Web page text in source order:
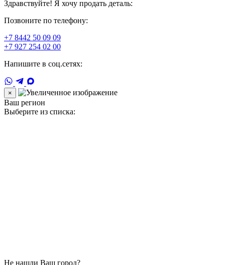
Здравствуйте! Я хочу продать деталь:
Позвоните по телефону:
+7 8442 50 09 09
+7 927 254 02 00
Напишите в соц.сетях:
×
Ваш регион
Выберите из списка:
Не нашли Ваш город?